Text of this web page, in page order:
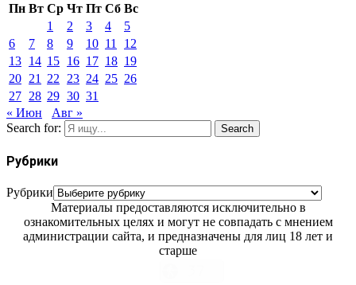
Пн Вт Ср Чт Пт Сб Вс
1
2 3 4
5
6
7 8 9 10 11
12
13 14 15 16 17 18 19
20 21 22 23 24 25 26
27 28 29 30 31
« Июн
Авг »
Search for:
Search
Рубрики
Рубрики
Материалы предоставляются исключительно в
ознакомительных целях и могут не совпадать с мнением
администрации сайта, и предназначены для лиц 18 лет и
старше